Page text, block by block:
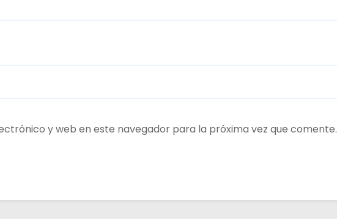
y web en este navegador para la próxima vez que comente.